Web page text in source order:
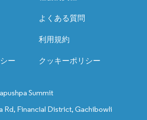
よくある質問
利用規約
ー クッキーポリシー
Summit
Rd, Financial District, Gachibowli